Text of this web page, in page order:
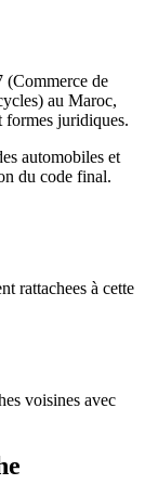
(Commerce de
au Maroc,
formes juridiques.
automobiles et
du code final.
rattachees à cette
voisines avec